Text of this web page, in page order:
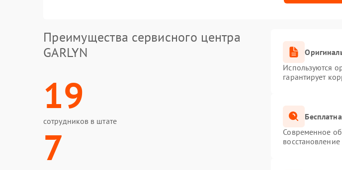
Преимущества сервисного центра
GARLYN
19
сотрудников в штате
7
Используются
гарантирует
Современное